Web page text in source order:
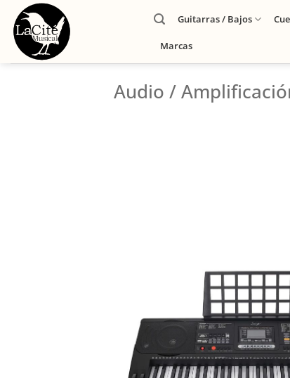
Guitarras / Bajos
Marcas
Audio /